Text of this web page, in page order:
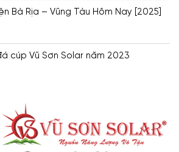
Bà Rịa – Vũng Tàu Hôm Nay [2025]
cúp Vũ Sơn Solar năm 2023